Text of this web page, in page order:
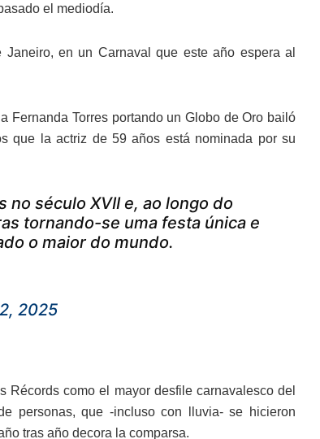
el mediodía.
en un Carnaval que este año espera al
Fernanda Torres portando un Globo de Oro bailó
que la actriz de 59 años está nominada por su
século XVII e, ao longo do
tornando-se uma festa única e
o maior do mundo.
2025
Récords como el mayor desfile carnavalesco del
personas, que -incluso con lluvia- se hicieron
tras año decora la comparsa.